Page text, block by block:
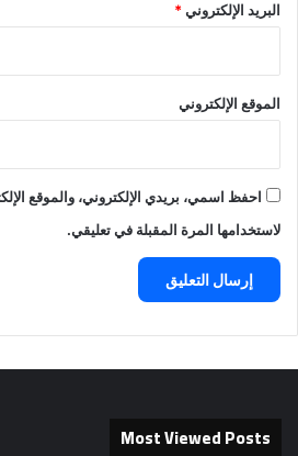
البريد الإلكتروني*
الموقع الإلكتروني
احفظ اسمي، بريدي الإلكتروني، والموقع
لاستخدامها المرة المقبلة في تعليقي.
Most Viewed Posts